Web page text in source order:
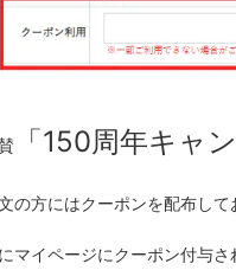
「150周年キャ
の方にはクーポンを配布し
マイページにクーポン付与